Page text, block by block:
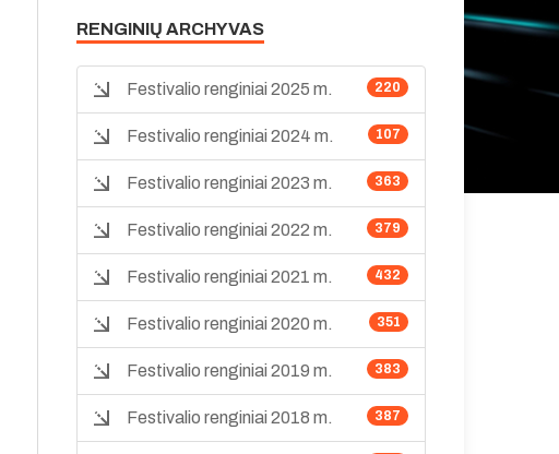
RENGINIŲ ARCHYVAS
220
Festivalio renginiai 2025 m.
107
Festivalio renginiai 2024 m.
363
Festivalio renginiai 2023 m.
379
Festivalio renginiai 2022 m.
432
Festivalio renginiai 2021 m.
351
Festivalio renginiai 2020 m.
383
Festivalio renginiai 2019 m.
387
Festivalio renginiai 2018 m.